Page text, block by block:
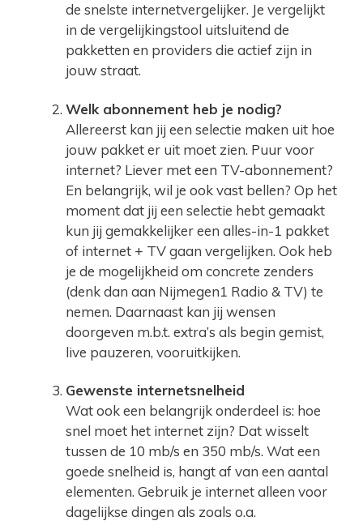
de snelste internetvergelijker. Je vergelijkt
in de vergelijkingstool uitsluitend de
pakketten en providers die actief zijn in
jouw straat.
Welk abonnement heb je nodig?
Allereerst kan jij een selectie maken uit hoe
jouw pakket er uit moet zien. Puur voor
internet? Liever met een TV-abonnement?
En belangrijk, wil je ook vast bellen? Op het
moment dat jij een selectie hebt gemaakt
kun jij gemakkelijker een alles-in-1 pakket
of internet + TV gaan vergelijken. Ook heb
je de mogelijkheid om concrete zenders
(denk dan aan Nijmegen1 Radio & TV) te
nemen. Daarnaast kan jij wensen
doorgeven m.b.t. extra’s als begin gemist,
live pauzeren, vooruitkijken.
Gewenste internetsnelheid
Wat ook een belangrijk onderdeel is: hoe
snel moet het internet zijn? Dat wisselt
tussen de 10 mb/s en 350 mb/s. Wat een
goede snelheid is, hangt af van een aantal
elementen. Gebruik je internet alleen voor
dagelijkse dingen als zoals o.a.